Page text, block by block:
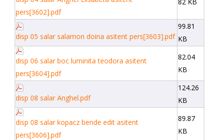
pers[3602].pdf
disp 05 salar salamon doina asitent pers[3603].pdf
99.81
KB
disp 06 salar boc luminita teodora asitent
pers[3604].pdf
82.04
KB
disp 08 salar Anghel.pdf
124.26
KB
disp 08 salar kopacz bende edit asitent
pers[3606].pdf
89.87
KB